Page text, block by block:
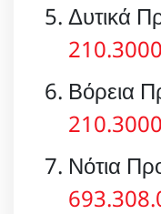
Δυτικά
Βόρεια
Νότια